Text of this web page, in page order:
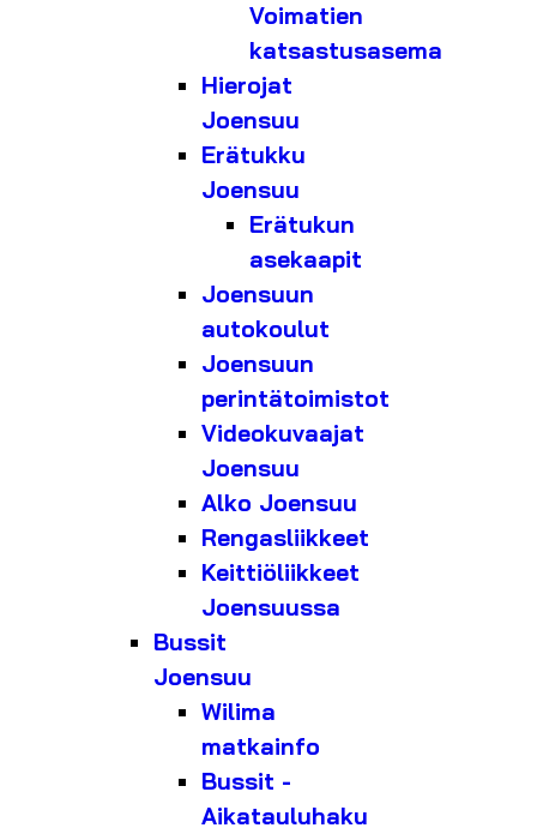
Voimatien
katsastusasema
Hierojat
Joensuu
Erätukku
Joensuu
Erätukun
asekaapit
Joensuun
autokoulut
Joensuun
perintätoimistot
Videokuvaajat
Joensuu
Alko Joensuu
Rengasliikkeet
Keittiöliikkeet
Joensuussa
Bussit
Joensuu
Wilima
matkainfo
Bussit -
Aikatauluhaku